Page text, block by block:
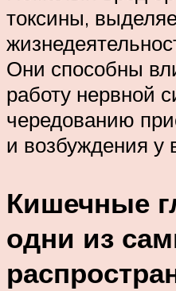
токсины,
Они способны
работу нервной
чередованию
и возбуждения у
Кишечные
одни из